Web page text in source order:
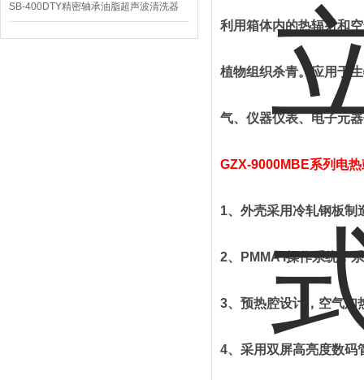
SB-400DTY精密轴承油脂超声波清洗器
利用箱体内的热辐射和
植物组织杀青。应用于
气、仪器仪表、电子元
GZX-9000MBE系列 电
1、 外壳采用冷轧钢板制
2、 PMMA I操作系统，
3、 预热腔设计，空气加
4、 采用双屏高亮度数码